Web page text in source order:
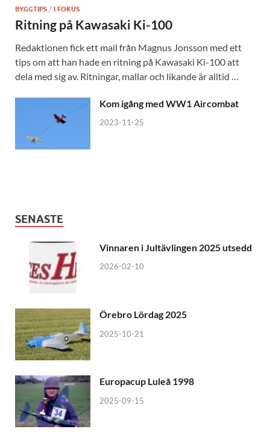
BYGGTIPS / I FOKUS
Ritning på Kawasaki Ki-100
Redaktionen fick ett mail från Magnus Jonsson med ett
tips om att han hade en ritning på Kawasaki Ki-100 att
dela med sig av. Ritningar, mallar och likande är alltid …
Kom igång med WW1 Aircombat
2023-11-25
SENASTE
Vinnaren i Jultävlingen 2025 utsedd
2026-02-10
Örebro Lördag 2025
2025-10-21
Europacup Luleå 1998
2025-09-15